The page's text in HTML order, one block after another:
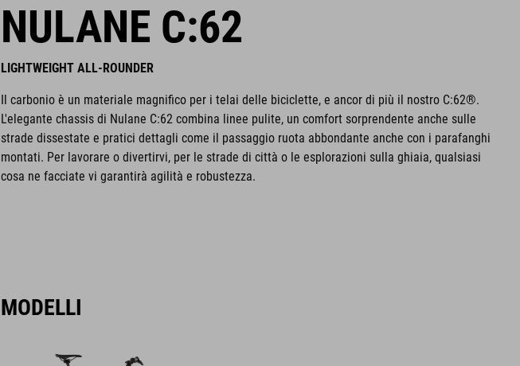
NULANE C:62
LIGHTWEIGHT ALL-ROUNDER
Il carbonio è un materiale magnifico per i telai delle biciclette, e ancor di più il nostro C:62®.
L'elegante chassis di Nulane C:62 combina linee pulite, un comfort sorprendente anche sulle
strade dissestate e pratici dettagli come il passaggio ruota abbondante anche con i parafanghi
montati. Per lavorare o divertirvi, per le strade di città o le esplorazioni sulla ghiaia, qualsiasi
cosa ne facciate vi garantirà agilità e robustezza.
MODELLI